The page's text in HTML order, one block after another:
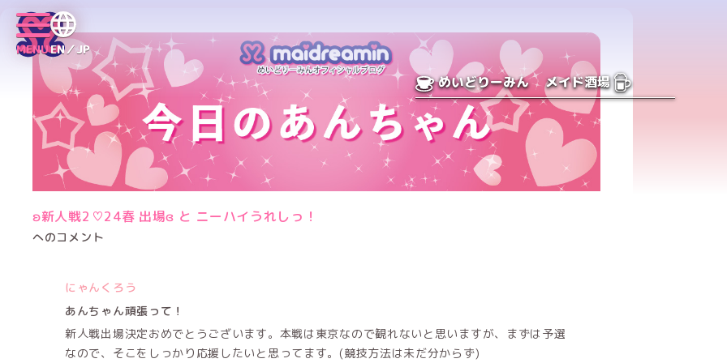
MENUEN／JP
めいどりーみん メイド酒場
ʚ新人戦2♡24春 出場ɞ と ニーハイうれしっ！
へのコメント
にゃんくろう
あんちゃん頑張って！
新人戦出場決定おめでとうございます。本戦は東京なので観れないと思いますが、まずは予選
なので、そこをしっかり応援したいと思ってます。(競技方法は未だ分からず)